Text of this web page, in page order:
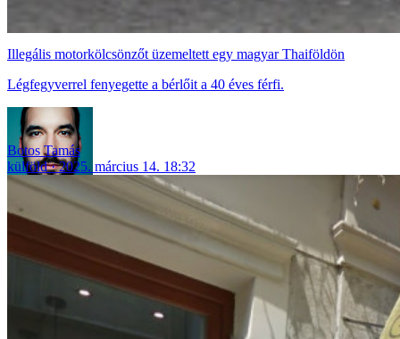
Illegális motorkölcsönzőt üzemeltett egy magyar Thaiföldön
Légfegyverrel fenyegette a bérlőit a 40 éves férfi.
Botos Tamás
külföld
2025. március 14. 18:32